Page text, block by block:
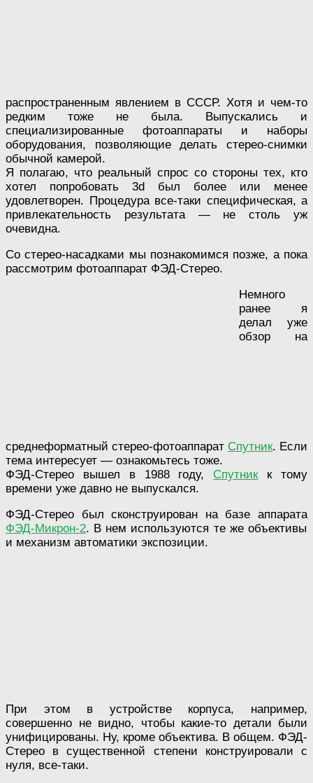
распространенным явлением в СССР. Хотя и чем-то
редким тоже не была. Выпускались и
специализированные фотоаппараты и наборы
оборудования, позволяющие делать стерео-снимки
обычной камерой.
Я полагаю, что реальный спрос со стороны тех, кто
хотел попробовать 3d был более или менее
удовлетворен. Процедура все-таки специфическая, а
привлекательность результата — не столь уж
очевидна.
Со стерео-насадками мы познакомимся позже, а пока
рассмотрим фотоаппарат ФЭД-Стерео.
Немного
ранее я
делал уже
обзор на
среднеформатный стерео-фотоаппарат Спутник. Если
тема интересует — ознакомьтесь тоже.
ФЭД-Стерео вышел в 1988 году, Спутникк тому
времени уже давно не выпускался.
ФЭД-Стерео был сконструирован на базе аппарата
ФЭД-Микрон-2. В нем используются те же объективы
и механизм автоматики экспозиции.
При этом в устройстве корпуса, например,
совершенно не видно, чтобы какие-то детали были
унифицированы. Ну, кроме объектива. В общем. ФЭД-
Стерео в существенной степени конструировали с
нуля, все-таки.